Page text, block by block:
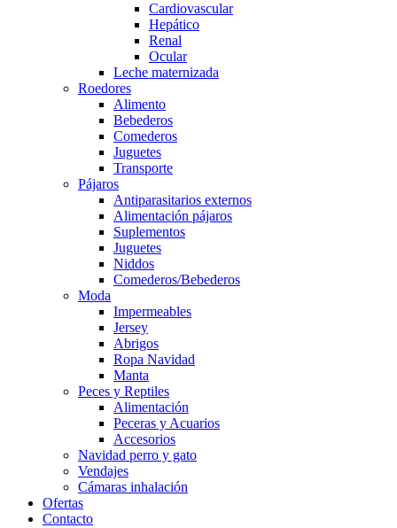
Cardiovascular
Hepático
Renal
Ocular
Leche maternizada
Roedores
Alimento
Bebederos
Comederos
Juguetes
Transporte
Pájaros
Antiparasitarios externos
Alimentación pájaros
Suplementos
Juguetes
Niddos
Comederos/Bebederos
Moda
Impermeables
Jersey
Abrigos
Ropa Navidad
Manta
Peces y Reptiles
Alimentación
Peceras y Acuarios
Accesorios
Navidad perro y gato
Vendajes
Cámaras inhalación
Ofertas
Contacto